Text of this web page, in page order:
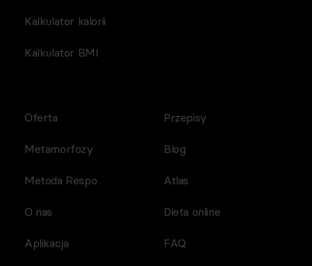
Kalkulator kalorii
Kalkulator BMI
Oferta
Metamorfozy
Metoda Respo
O nas
Aplikacja
Przepisy
Blog
Atlas
Dieta online
FAQ